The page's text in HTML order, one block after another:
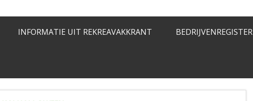
INFORMATIE UIT REKREAVAKKRANT BEDRIJVENREGISTER